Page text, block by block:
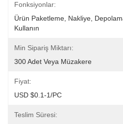
Fonksiyonlar:
Ürün Paketleme, Nakliye,
Kullanın
Min Sipariş Miktarı:
300 Adet Veya Müzakere
Fiyat:
USD $0.1-1/PC
Teslim Süresi: